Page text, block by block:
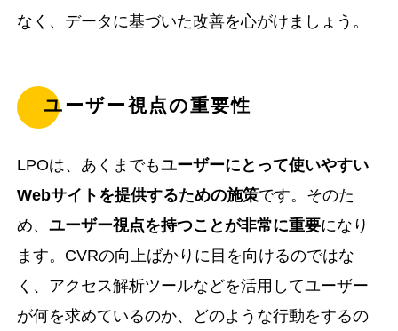
なく、データに基づいた改善を心がけましょう。
ユーザー視点の重要性
LPOは、あくまでもユーザーにとって使いやすい
Webサイトを提供するための施策です。そのた
め、ユーザー視点を持つことが非常に重要になり
ます。CVRの向上ばかりに目を向けるのではな
く、アクセス解析ツールなどを活用してユーザー
が何を求めているのか、どのような行動をするの